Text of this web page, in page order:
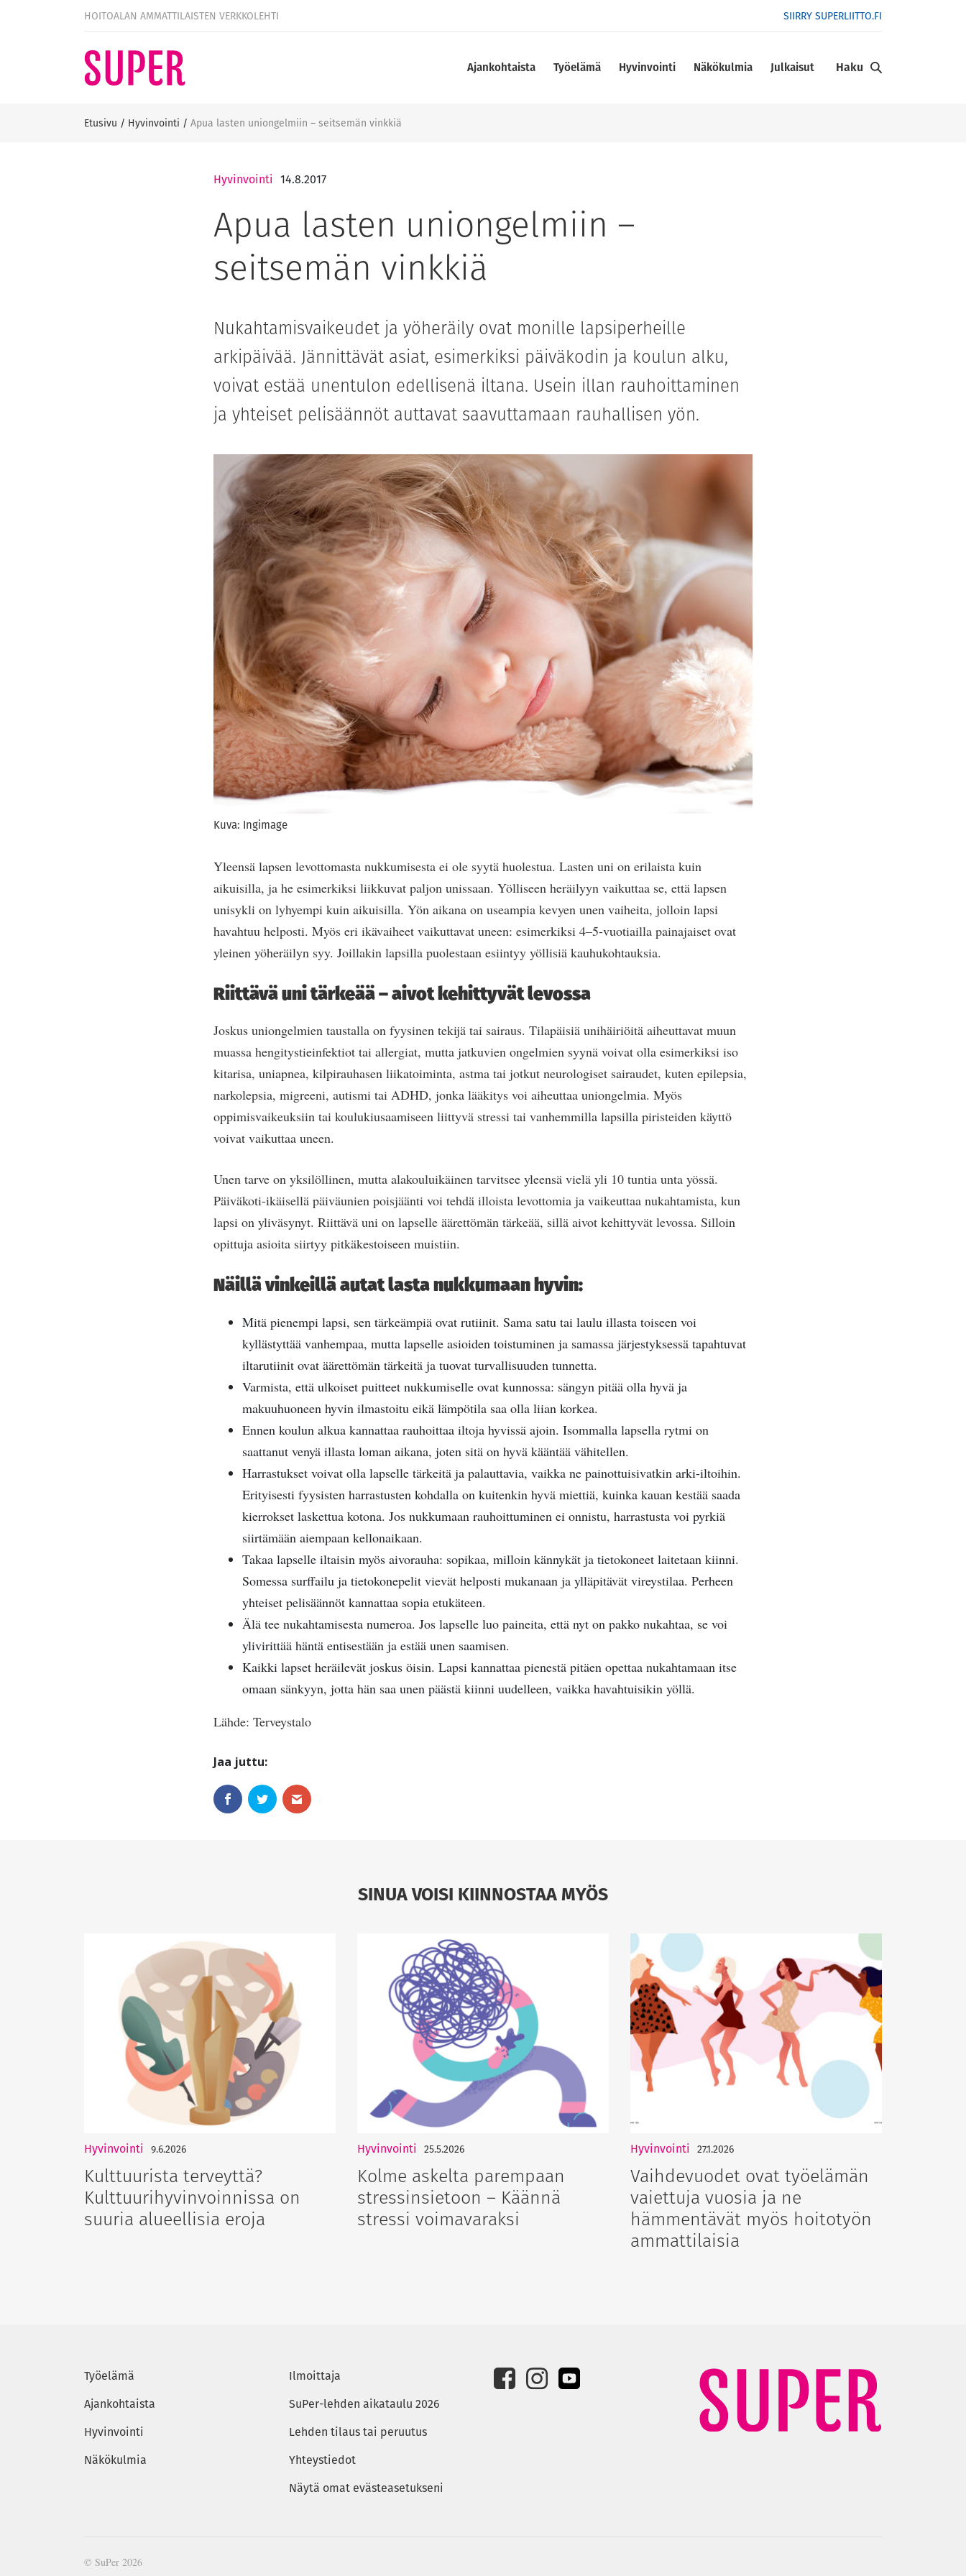
HOITOALAN AMMATTILAISTEN VERKKOLEHTI SIIRRY SUPERLIITTO.FI
Ajankohtaista Työelämä Hyvinvointi Näkökulmia Julkaisut Haku
Etusivu / Hyvinvointi / Apua lasten uniongelmiin – seitsemän vinkkiä
Hyvinvointi 14.8.2017
Apua lasten uniongelmiin –
seitsemän vinkkiä
Nukahtamisvaikeudet ja yöheräily ovat monille lapsiperheille
arkipäivää. Jännittävät asiat, esimerkiksi päiväkodin ja koulun alku,
voivat estää unentulon edellisenä iltana. Usein illan rauhoittaminen
ja yhteiset pelisäännöt auttavat saavuttamaan rauhallisen yön.
Kuva: Ingimage
Yleensä lapsen levottomasta nukkumisesta ei ole syytä huolestua. Lasten uni on erilaista kuin
aikuisilla, ja he esimerkiksi liikkuvat paljon unissaan. Yölliseen heräilyyn vaikuttaa se, että lapsen
unisykli on lyhyempi kuin aikuisilla. Yön aikana on useampia kevyen unen vaiheita, jolloin lapsi
havahtuu helposti. Myös eri ikävaiheet vaikuttavat uneen: esimerkiksi 4–5-vuotiailla painajaiset ovat
yleinen yöheräilyn syy. Joillakin lapsilla puolestaan esiintyy yöllisiä kauhukohtauksia.
Riittävä uni tärkeää – aivot kehittyvät levossa
Joskus uniongelmien taustalla on fyysinen tekijä tai sairaus. Tilapäisiä unihäiriöitä aiheuttavat muun
muassa hengitystieinfektiot tai allergiat, mutta jatkuvien ongelmien syynä voivat olla esimerkiksi iso
kitarisa, uniapnea, kilpirauhasen liikatoiminta, astma tai jotkut neurologiset sairaudet, kuten epilepsia,
narkolepsia, migreeni, autismi tai ADHD, jonka lääkitys voi aiheuttaa uniongelmia. Myös
oppimisvaikeuksiin tai koulukiusaamiseen liittyvä stressi tai vanhemmilla lapsilla piristeiden käyttö
voivat vaikuttaa uneen.
Unen tarve on yksilöllinen, mutta alakouluikäinen tarvitsee yleensä vielä yli 10 tuntia unta yössä.
Päiväkoti-ikäisellä päiväunien poisjäänti voi tehdä illoista levottomia ja vaikeuttaa nukahtamista, kun
lapsi on yliväsynyt. Riittävä uni on lapselle äärettömän tärkeää, sillä aivot kehittyvät levossa. Silloin
opittuja asioita siirtyy pitkäkestoiseen muistiin.
Näillä vinkeillä autat lasta nukkumaan hyvin:
Mitä pienempi lapsi, sen tärkeämpiä ovat rutiinit. Sama satu tai laulu illasta toiseen voi
kyllästyttää vanhempaa, mutta lapselle asioiden toistuminen ja samassa järjestyksessä tapahtuvat
iltarutiinit ovat äärettömän tärkeitä ja tuovat turvallisuuden tunnetta.
Varmista, että ulkoiset puitteet nukkumiselle ovat kunnossa: sängyn pitää olla hyvä ja
makuuhuoneen hyvin ilmastoitu eikä lämpötila saa olla liian korkea.
Ennen koulun alkua kannattaa rauhoittaa iltoja hyvissä ajoin. Isommalla lapsella rytmi on
saattanut venyä illasta loman aikana, joten sitä on hyvä kääntää vähitellen.
Harrastukset voivat olla lapselle tärkeitä ja palauttavia, vaikka ne painottuisivatkin arki-iltoihin.
Erityisesti fyysisten harrastusten kohdalla on kuitenkin hyvä miettiä, kuinka kauan kestää saada
kierrokset laskettua kotona. Jos nukkumaan rauhoittuminen ei onnistu, harrastusta voi pyrkiä
siirtämään aiempaan kellonaikaan.
Takaa lapselle iltaisin myös aivorauha: sopikaa, milloin kännykät ja tietokoneet laitetaan kiinni.
Somessa surffailu ja tietokonepelit vievät helposti mukanaan ja ylläpitävät vireystilaa. Perheen
yhteiset pelisäännöt kannattaa sopia etukäteen.
Älä tee nukahtamisesta numeroa. Jos lapselle luo paineita, että nyt on pakko nukahtaa, se voi
ylivirittää häntä entisestään ja estää unen saamisen.
Kaikki lapset heräilevät joskus öisin. Lapsi kannattaa pienestä pitäen opettaa nukahtamaan itse
omaan sänkyyn, jotta hän saa unen päästä kiinni uudelleen, vaikka havahtuisikin yöllä.
Lähde: Terveystalo
SINUA VOISI KIINNOSTAA MYÖS
Hyvinvointi 9.6.2026
Kulttuurista terveyttä?
Kulttuurihyvinvoinnissa on
suuria alueellisia eroja
Hyvinvointi 25.5.2026
Kolme askelta parempaan
stressinsietoon – Käännä
stressi voimavaraksi
Hyvinvointi 27.1.2026
Vaihdevuodet ovat työelämän
vaiettuja vuosia ja ne
hämmentävät myös hoitotyön
ammattilaisia
Työelämä
Ajankohtaista
Hyvinvointi
Näkökulmia
Ilmoittaja
SuPer-lehden aikataulu 2026
Lehden tilaus tai peruutus
Yhteystiedot
Näytä omat evästeasetukseni
© SuPer 2026